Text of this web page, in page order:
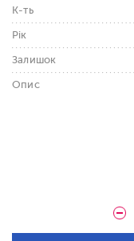
К-ть
Рік
Залишок
Опис